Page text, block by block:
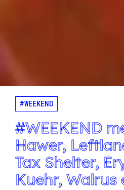
#WEEKEND
#WEEKEND
Hawer,
Tax Shelter,
Kuehr, Walrus